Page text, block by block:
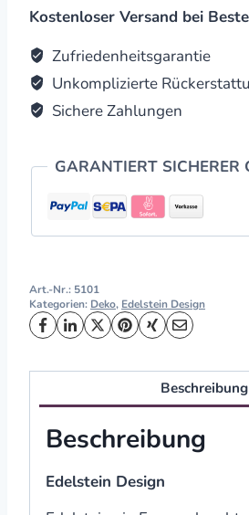
quantity
Kostenloser Versand bei
Zufriedenheitsgarantie
Unkomplizierte
Sichere Zahlungen
GARANTIERT SICHERER
Art.-Nr.: 5101
Kategorien: Deko, Edelstein Design
Beschreibung
Beschreibung
Edelstein Design